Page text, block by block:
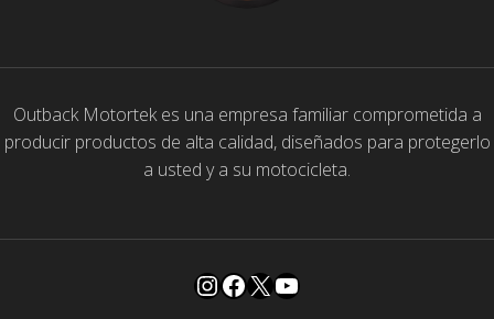
Outback Motortek es una empresa familiar comprometida a
producir productos de alta calidad, diseñados para protegerlo
a usted y a su motocicleta.